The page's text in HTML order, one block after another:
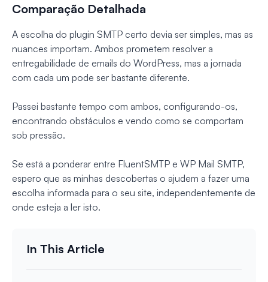
Comparação Detalhada
A escolha do plugin SMTP certo devia ser simples, mas as
nuances importam. Ambos prometem resolver a
entregabilidade de emails do WordPress, mas a jornada
com cada um pode ser bastante diferente.
Passei bastante tempo com ambos, configurando-os,
encontrando obstáculos e vendo como se comportam
sob pressão.
Se está a ponderar entre FluentSMTP e WP Mail SMTP,
espero que as minhas descobertas o ajudem a fazer uma
escolha informada para o seu site, independentemente de
onde esteja a ler isto.